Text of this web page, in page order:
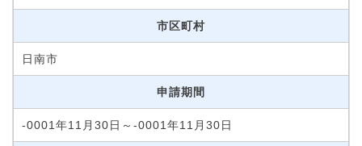
市区町村
日南市
申請期間
-0001年11月30日～-0001年11月30日